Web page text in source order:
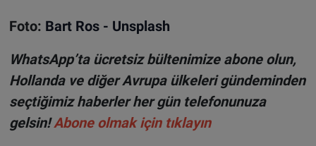
Foto: Bart Ros - Unsplash
WhatsApp’ta ücretsiz bültenimize abone olun,
Hollanda ve diğer Avrupa ülkeleri gündeminden
seçtiğimiz haberler her gün telefonunuza
gelsin!Abone olmak için tıklayın